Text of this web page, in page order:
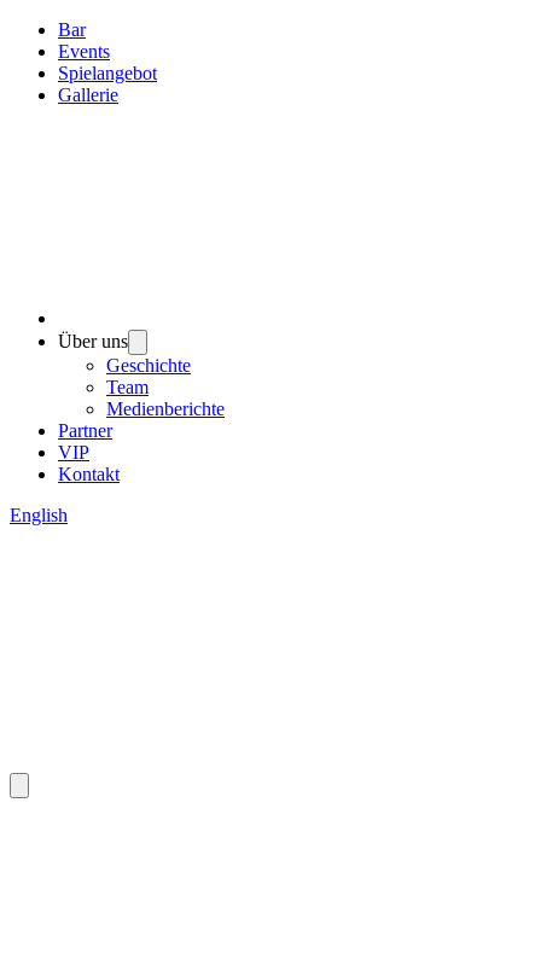
Bar
Events
Spielangebot
Gallerie
Über uns
Geschichte
Team
Medienberichte
Partner
VIP
Kontakt
English